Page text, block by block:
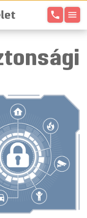
phone menu